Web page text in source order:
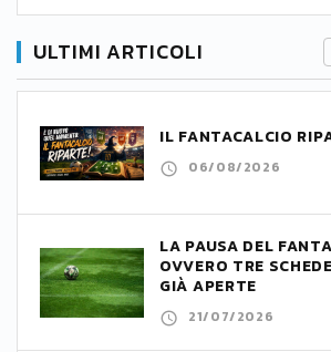
ULTIMI ARTICOLI
IL FANTACALCIO
06/08/2026
LA PAUSA DEL
OVVERO TRE
GIÀ APERTE
21/07/2026